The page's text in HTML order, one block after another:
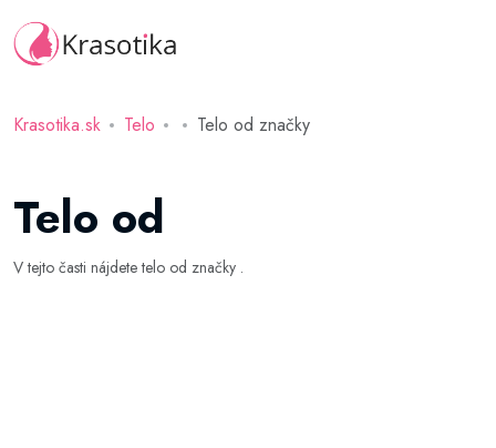
Krasotika.sk Telo Telo od značky
Telo od
V tejto časti nájdete telo od značky .